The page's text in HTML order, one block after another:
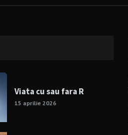
Viata cu sau fara R
15 aprilie 2026